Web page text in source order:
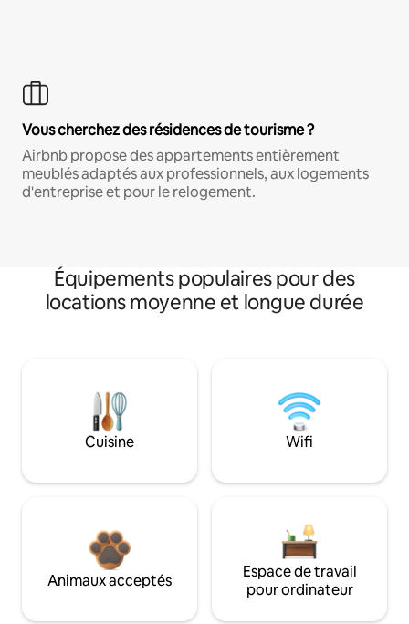
Vous cherchez des résidences de tourisme ?
Airbnb propose des appartements entièrement
meublés adaptés aux professionnels, aux logements
d'entreprise et pour le relogement.
Équipements populaires pour des
locations moyenne et longue durée
Cuisine Wifi
Animaux acceptés
Espace de travail
pour ordinateur